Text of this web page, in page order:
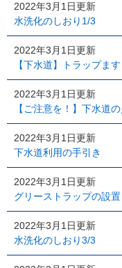
2022年3月1日更新
水洗化のしおり1/3
2022年3月1日更新
【下水道】トラップま
2022年3月1日更新
【ご注意を！】下水道
2022年3月1日更新
下水道利用の手引き
2022年3月1日更新
グリーストラップの設
2022年3月1日更新
水洗化のしおり3/3